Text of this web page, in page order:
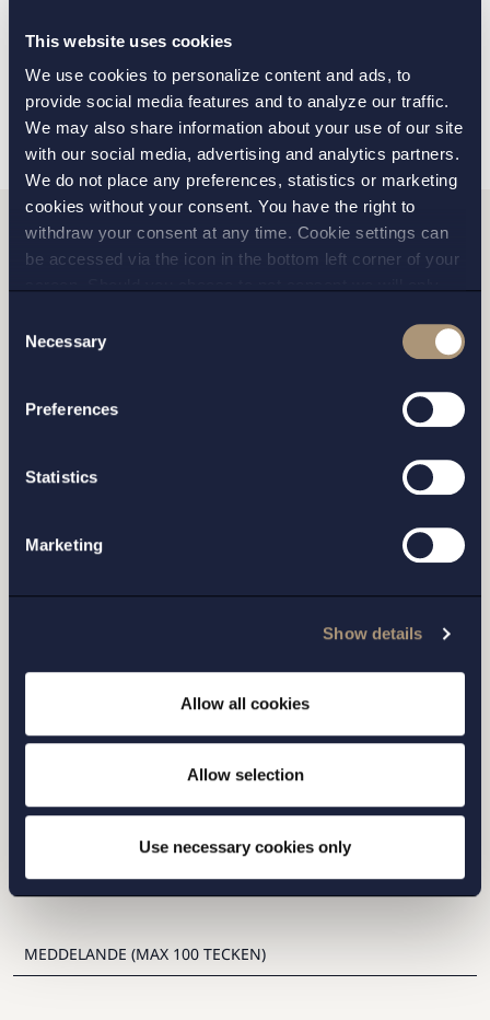
This website uses cookies
We use cookies to personalize content and ads, to
provide social media features and to analyze our traffic.
We may also share information about your use of our site
with our social media, advertising and analytics partners.
We do not place any preferences, statistics or marketing
cookies without your consent. You have the right to
withdraw your consent at any time. Cookie settings can
be accessed via the icon in the bottom left corner of your
andprivacy policy
for more details on cookies and our
Selection
Necessary
Preferences
Statistics
Marketing
Show details
Allow all cookies
Allow selection
Use necessary cookies only
Transport
GÖTEBORG
Vill du komma i kontakt
med oss?
Fyll i formuläret samt vilket kontor du vill bli